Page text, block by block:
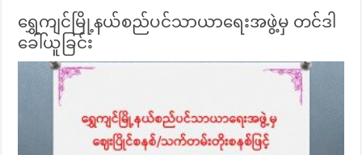
ရွှေကျင်မြို့နယ်စည်ပင်သာယာရေးအဖွဲ့မှ တင်ဒါ
ခေါ်ယူခြင်း